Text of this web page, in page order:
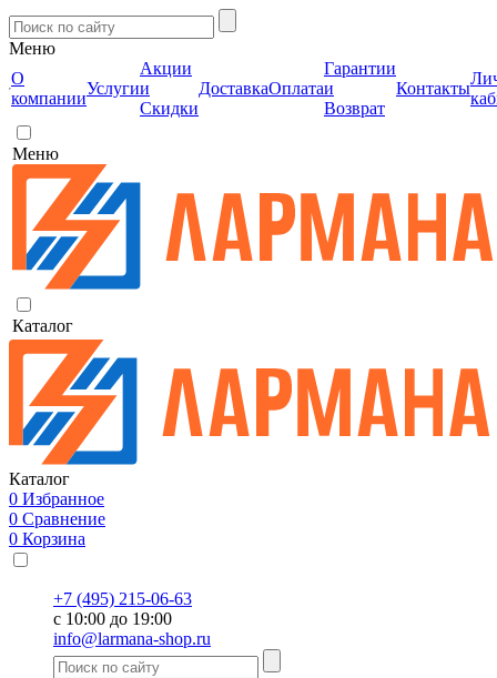
Меню
О
компании
Услуги
Акции
и
Скидки
ДоставкаОплата
Гарантии
и
Возврат
Контакты
Меню
Каталог
Каталог
0 Избранное
0 Сравнение
0 Корзина
+7 (495) 215-06-63
с 10:00 до 19:00
info@larmana-shop.ru